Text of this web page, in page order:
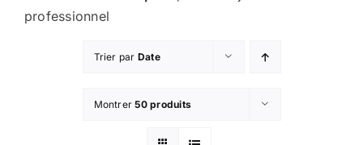
professionnel
Trier par Date
Montrer50 produits